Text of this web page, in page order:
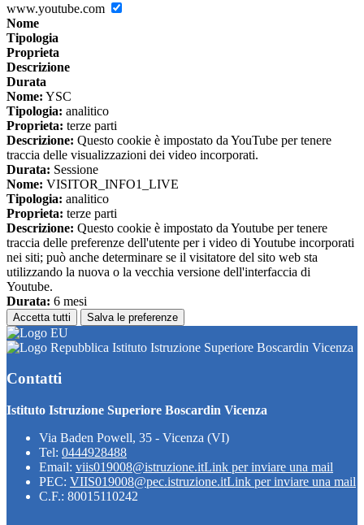
www.youtube.com
Nome
Tipologia
Proprieta
Descrizione
Durata
Nome: YSC
Tipologia: analitico
Proprieta: terze parti
Descrizione: Questo cookie è impostato da YouTube per tenere
traccia delle visualizzazioni dei video incorporati.
Durata: Sessione
Nome: VISITOR_INFO1_LIVE
Tipologia: analitico
Proprieta: terze parti
Descrizione: Questo cookie è impostato da Youtube per tenere
traccia delle preferenze dell'utente per i video di Youtube incorporati
nei siti; può anche determinare se il visitatore del sito web sta
utilizzando la nuova o la vecchia versione dell'interfaccia di
Youtube.
Durata: 6 mesi
Accetta tutti Salva le preferenze
Istituto Istruzione Superiore Boscardin Vicenza
Contatti
Istituto Istruzione Superiore Boscardin Vicenza
Via Baden Powell, 35 - Vicenza (VI)
Tel: 0444928488
Email: viis019008@istruzione.itLink per inviare una mail
PEC: VIIS019008@pec.istruzione.itLink per inviare una mail
C.F.: 80015110242